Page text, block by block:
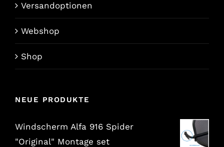
Versandoptionen
Webshop
Shop
NEUE PRODUKTE
Windscherm Alfa 916 Spider
"Original" Montage set